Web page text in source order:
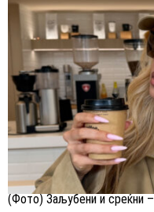
(Фото) Заљубени и среќни –